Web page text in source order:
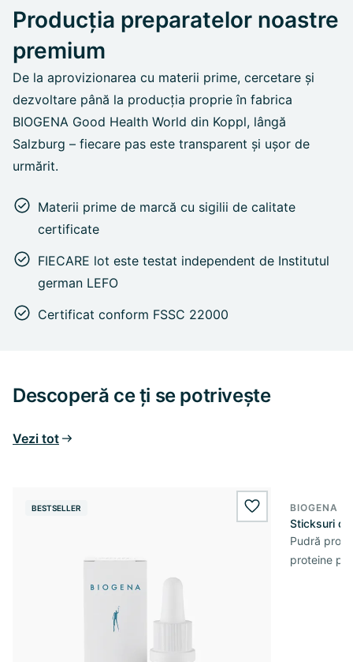
Producția preparatelor noastre
premium
De la aprovizionarea cu materii prime, cercetare și
dezvoltare până la producția proprie în fabrica
BIOGENA Good Health World din Koppl, lângă
Salzburg – fiecare pas este transparent și ușor de
urmărit.
Materii prime de marcă cu sigilii de calitate
certificate
FIECARE lot este testat independent de Institutul
german LEFO
Certificat conform FSSC 22000
Descoperă ce ți se potrivește
Vezi tot
BESTSELLER wishlist.add
BIOGENA
Sticksuri
Pudră
proteine pe